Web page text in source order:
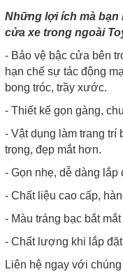
Những lợi ích mà
cửa xe trong ngoài
- Bảo vệ bậc cửa bên
hạn chế sự tác động
bong tróc, trầy xước.
- Thiết kế gọn gàng,
- Vật dụng làm trang trí
trọng, đẹp mắt hơn.
- Gọn nhẹ, dễ dàng
- Chất liệu cao cấp,
- Màu tráng bạc bắt mắt
- Chất lượng khi lắp
Liên hệ ngay với